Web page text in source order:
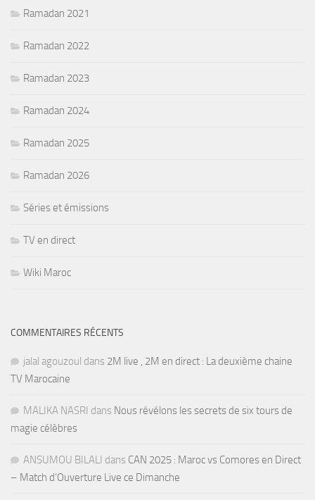
Ramadan 2021
Ramadan 2022
Ramadan 2023
Ramadan 2024
Ramadan 2025
Ramadan 2026
Séries et émissions
TV en direct
Wiki Maroc
COMMENTAIRES RÉCENTS
jalal agouzoul dans 2M live , 2M en direct : La deuxième chaine
TV Marocaine
MALIKA NASRI dans Nous révélons les secrets de six tours de
magie célèbres
ANSUMOU BILALI dans CAN 2025 : Maroc vs Comores en Direct
– Match d’Ouverture Live ce Dimanche